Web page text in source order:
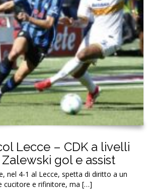
Lecce – CDK a livelli
gol e assist
nel 4-1 al Lecce, spetta di diritto a un
cucitore e rifinitore, ma […]